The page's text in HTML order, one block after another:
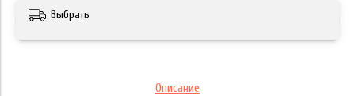
Выбрать
Описание